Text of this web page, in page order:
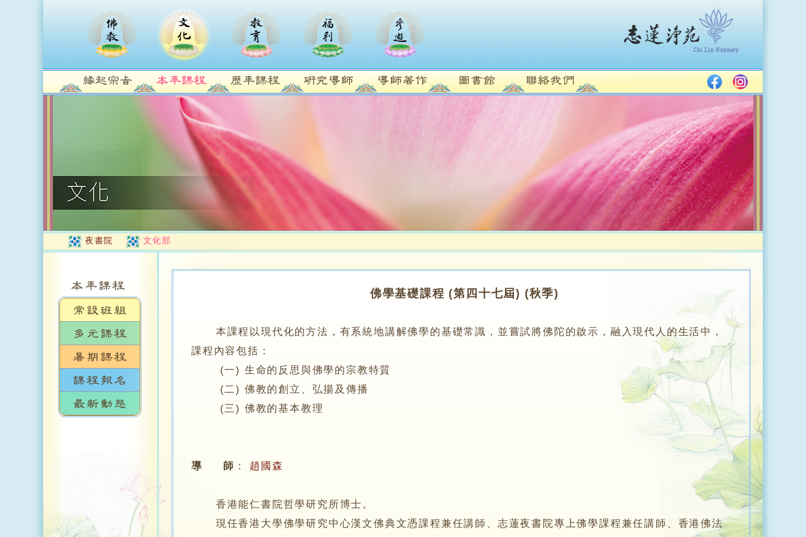
夜書院 文化部
佛學基礎課程 (第四十七屆) (秋季)
本課程以現代化的方法，有系統地講解佛學的基礎常識，並嘗試將佛陀的啟示，融入現代人的生活中，
課程內容包括：
(一) 生命的反思與佛學的宗教特質
(二) 佛教的創立、弘揚及傳播
(三) 佛教的基本教理
導 師 ： 趙國森
香港能仁書院哲學研究所博士。
現任香港大學佛學研究中心漢文佛典文憑課程兼任講師、志蓮夜書院專上佛學課程兼任講師、香港佛法